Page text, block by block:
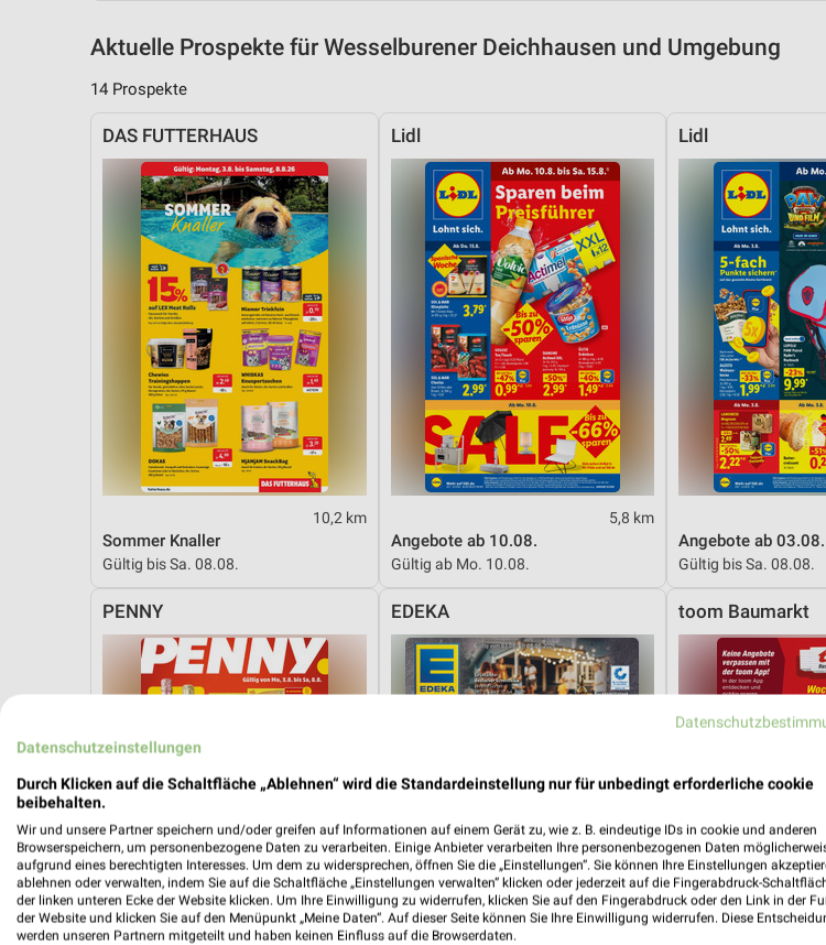
Aktuelle Prospekte für Wesselburener Deichhausen und Umgebung
14 Prospekte
DAS FUTTERHAUS
10,2 km
Sommer Knaller
Gültig bis Sa. 08.08.
Lidl
5,8 km
Angebote ab 10.08.
Gültig ab Mo. 10.08.
Lidl
Angebote ab 03.08.
Gültig bis Sa. 08.08.
PENNY EDEKA toom Baumarkt
Datenschutzeinstellungen
Durch Klicken auf die Schaltfläche „Ablehnen“ wird die Standardeinstellung nur für unbedingt erforderliche cookie
beibehalten.
Wir und unsere Partner speichern und/oder greifen auf Informationen auf einem Gerät zu, wie z. B. eindeutige IDs in cookie und anderen
Browserspeichern, um personenbezogene Daten zu verarbeiten. Einige Anbieter verarbeiten Ihre personenbezogenen Daten
aufgrund eines berechtigten Interesses. Um dem zu widersprechen, öffnen Sie die „Einstellungen“. Sie können Ihre Einstellungen
ablehnen oder verwalten, indem Sie auf die Schaltfläche „Einstellungen verwalten“ klicken oder jederzeit auf die Fingerabdruck-
der linken unteren Ecke der Website klicken. Um Ihre Einwilligung zu widerrufen, klicken Sie auf den Fingerabdruck oder den Link in der
der Website und klicken Sie auf den Menüpunkt „Meine Daten“. Auf dieser Seite können Sie Ihre Einwilligung widerrufen. Diese
werden unseren Partnern mitgeteilt und haben keinen Einfluss auf die Browserdaten.